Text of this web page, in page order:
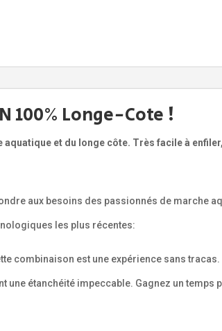
100% Longe-Cote !
et du longe côte. Très facile à
aux besoins des passionnés de marche
les plus récentes:
combinaison est une expérience sans
étanchéité impeccable. Gagnez un temps